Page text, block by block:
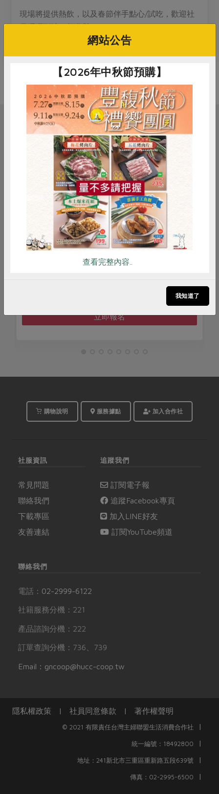
現場將提供熱飲，以及春節伴手點心/試吃，歡迎社
員踴躍到站一起參與！
祝大家馬年行大運，心想事成。
相關活動
料理/教作
起來學冷製手工皂
劉少筠
09-18
立即報名
時間
14:00-
購物說明 服務據點 加入合作社
社服資訊
常見問題
聯絡我們
下載專區
友善連結
追蹤我們
訂閱電子報
追蹤Facebook專頁
加入LINE好友
訂閱YouTube頻道
聯絡我們
電話： 02-2999-6122
社籍服務分機：221
產品諮詢分機：222
訂單查詢分機：736、739
Email：gncoop@hucc-coop.tw
隱私權政策 | 社員同意條款 | 著作權聲明
© 2021 有限責任台灣主婦聯盟生活消費合作社 |
統一編號：18492800 |
地址：241新北市三重區重新路五段639號 |
傳真：02-2995-6500 |
RPET 食譜 減硝酸鹽
雞蛋 食安 共同購買
網站公告
【2026年中秋節預購】
查看完整內容..
我知道了